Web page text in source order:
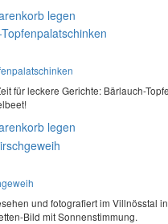
legen
für leckere Gerichte: Bärlauch-
legen
und fotografiert im Villnösstal
Bild mit Sonnenstimmung.